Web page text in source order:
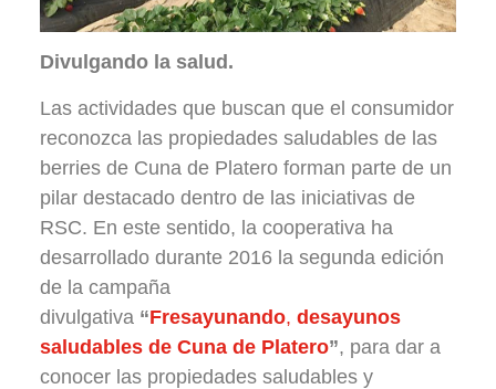
Divulgando la salud.
Las actividades que buscan que el consumidor
reconozca las propiedades saludables de las
berries de Cuna de Platero forman parte de un
pilar destacado dentro de las iniciativas de
RSC. En este sentido, la cooperativa ha
desarrollado durante 2016 la segunda edición
de la campaña
divulgativa “Fresayunando, desayunos
saludables de Cuna de Platero”, para dar a
conocer las propiedades saludables y